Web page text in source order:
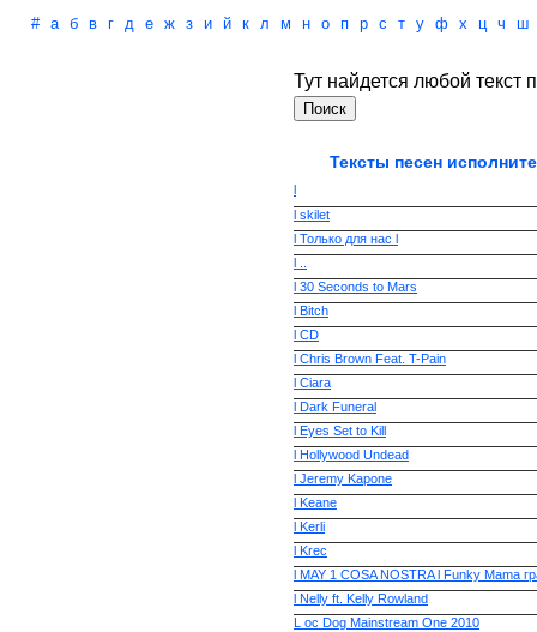
# а б в г д е ж з и й к л м н о п р с т у ф х ц ч ш
Тут найдется любой текст
Тексты песен
l skilet
l Только для нас l
l 30 Seconds to Mars
l Bitch
l CD
l Chris Brown Feat. T-Pain
l Ciara
l Dark Funeral
l Eyes Set to Kill
l Hollywood Undead
l Jeremy Kapone
l Keane
l Kerli
l Krec
l MAY 1 COSA NOSTRA l Funky Mama
l Nelly ft. Kelly Rowland
L oc Dog Mainstream One 2010